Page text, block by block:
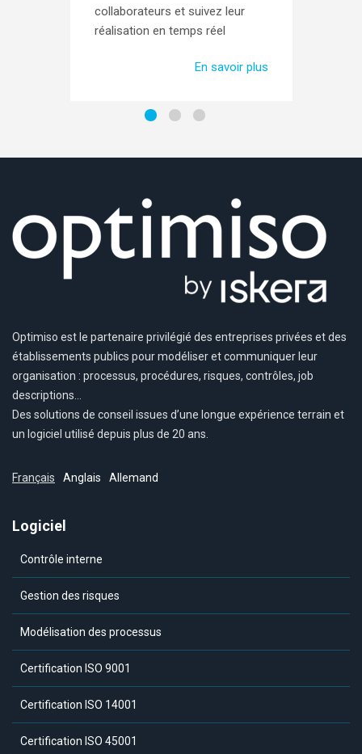
collaborateurs et suivez leur
réalisation en temps réel
En savoir plus
Optimiso est le partenaire privilégié des entreprises privées et des
établissements publics pour modéliser et communiquer leur
organisation : processus, procédures, risques, contrôles, job
descriptions…
Des solutions de conseil issues d’une longue expérience terrain et
un logiciel utilisé depuis plus de 20 ans.
Français Anglais Allemand
Logiciel
Contrôle interne
Gestion des risques
Modélisation des processus
Certification ISO 9001
Certification ISO 14001
Certification ISO 45001